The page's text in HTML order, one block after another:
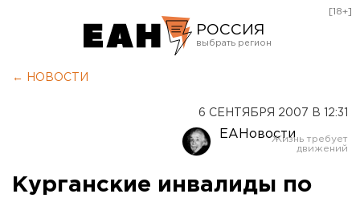
РОССИЯ
Оренбург
[18+]
← НОВОСТИ
6 СЕНТЯБРЯ 2007 В 12:31
ЕАНовости
Курганские инвалиды по